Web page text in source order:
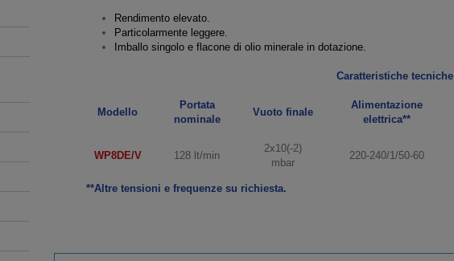
Rendimento elevato.
Particolarmente leggere.
Imballo singolo e flacone di olio minerale in dotazione.
Caratteristiche tecniche
Modello
Portata
nominale
Vuoto finale
Alimentazione
elettrica**
WP8DE/V 128 lt/min
2x10(-2)
mbar
220-240/1/50-60
**Altre tensioni e frequenze su richiesta.